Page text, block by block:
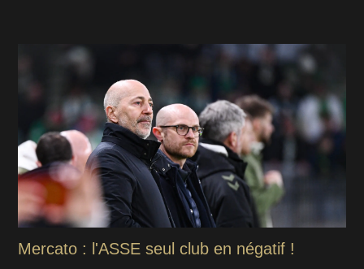
Mercato : l'ASSE seul club en négatif !